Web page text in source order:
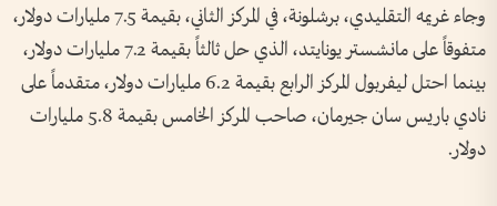
وجاء غريمه التقليدي، برشلونة، في المركز الثاني، بقيمة 7.5 مليارات دولار،
متفوقاً على مانشستر يونايتد، الذي حل ثالثاً بقيمة 7.2 مليارات دولار،
بينما احتل ليفربول المركز الرابع بقيمة 6.2 مليارات دولار، متقدماً على
نادي باريس سان جيرمان، صاحب المركز الخامس بقيمة 5.8 مليارات
دولار.